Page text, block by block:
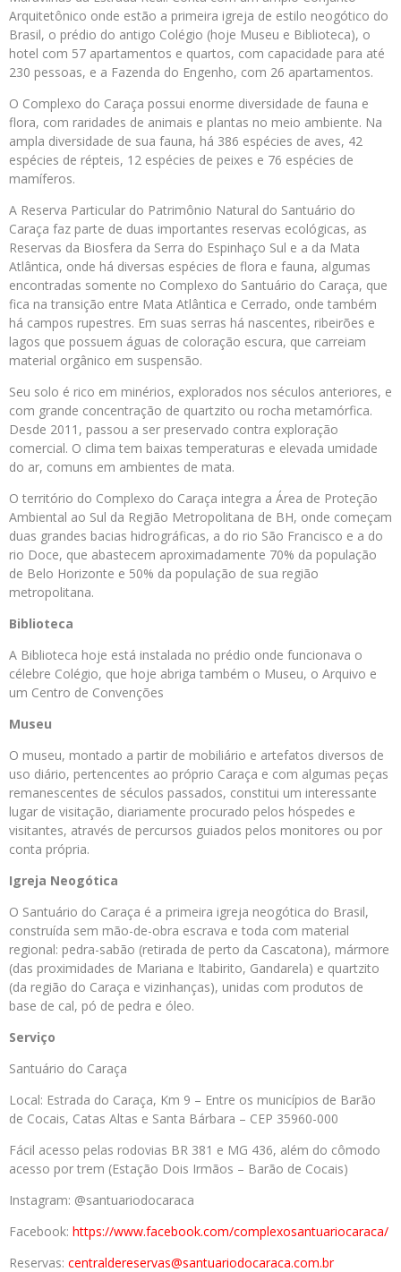
Arquitetônico onde estão a primeira igreja de estilo neogótico do
Brasil, o prédio do antigo Colégio (hoje Museu e Biblioteca), o
hotel com 57 apartamentos e quartos, com capacidade para até
230 pessoas, e a Fazenda do Engenho, com 26 apartamentos.
O Complexo do Caraça possui enorme diversidade de fauna e
flora, com raridades de animais e plantas no meio ambiente. Na
ampla diversidade de sua fauna, há 386 espécies de aves, 42
espécies de répteis, 12 espécies de peixes e 76 espécies de
mamíferos.
A Reserva Particular do Patrimônio Natural do Santuário do
Caraça faz parte de duas importantes reservas ecológicas, as
Reservas da Biosfera da Serra do Espinhaço Sul e a da Mata
Atlântica, onde há diversas espécies de flora e fauna, algumas
encontradas somente no Complexo do Santuário do Caraça, que
fica na transição entre Mata Atlântica e Cerrado, onde também
há campos rupestres. Em suas serras há nascentes, ribeirões e
lagos que possuem águas de coloração escura, que carreiam
material orgânico em suspensão.
Seu solo é rico em minérios, explorados nos séculos anteriores, e
com grande concentração de quartzito ou rocha metamórfica.
Desde 2011, passou a ser preservado contra exploração
comercial. O clima tem baixas temperaturas e elevada umidade
do ar, comuns em ambientes de mata.
O território do Complexo do Caraça integra a Área de Proteção
Ambiental ao Sul da Região Metropolitana de BH, onde começam
duas grandes bacias hidrográficas, a do rio São Francisco e a do
rio Doce, que abastecem aproximadamente 70% da população
de Belo Horizonte e 50% da população de sua região
metropolitana.
Biblioteca
A Biblioteca hoje está instalada no prédio onde funcionava o
célebre Colégio, que hoje abriga também o Museu, o Arquivo e
um Centro de Convenções
Museu
O museu, montado a partir de mobiliário e artefatos diversos de
uso diário, pertencentes ao próprio Caraça e com algumas peças
remanescentes de séculos passados, constitui um interessante
lugar de visitação, diariamente procurado pelos hóspedes e
visitantes, através de percursos guiados pelos monitores ou por
conta própria.
Igreja Neogótica
O Santuário do Caraça é a primeira igreja neogótica do Brasil,
construída sem mão-de-obra escrava e toda com material
regional: pedra-sabão (retirada de perto da Cascatona), mármore
(das proximidades de Mariana e Itabirito, Gandarela) e quartzito
(da região do Caraça e vizinhanças), unidas com produtos de
base de cal, pó de pedra e óleo.
Serviço
Santuário do Caraça
Local: Estrada do Caraça, Km 9 – Entre os municípios de Barão
de Cocais, Catas Altas e Santa Bárbara – CEP 35960-000
Fácil acesso pelas rodovias BR 381 e MG 436, além do cômodo
acesso por trem (Estação Dois Irmãos – Barão de Cocais)
Instagram: @santuariodocaraca
Facebook: https://www.facebook.com/complexosantuariocaraca/
Reservas: centraldereservas@santuariodocaraca.com.br